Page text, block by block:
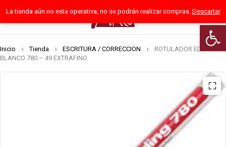
Abrir
La tienda aún no esta operativa, no se podrán realizar compras. Descartar
0
Inicio Tienda ESCRITURA / CORRECCION
ROTULADOR EDDING
BLANCO 780 – 49 EXTRAFINO